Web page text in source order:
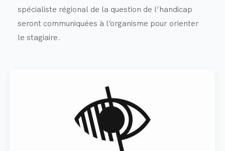
spécialiste régional de la question de l’handicap
seront communiquées à l’organisme pour orienter
le stagiaire.